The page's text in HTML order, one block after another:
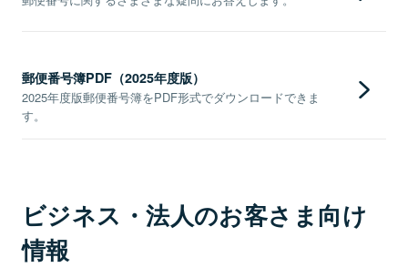
郵便番号簿PDF（2025年度版）
2025年度版郵便番号簿をPDF形式でダウンロードできま
す。
ビジネス・法人のお客さま向け
情報